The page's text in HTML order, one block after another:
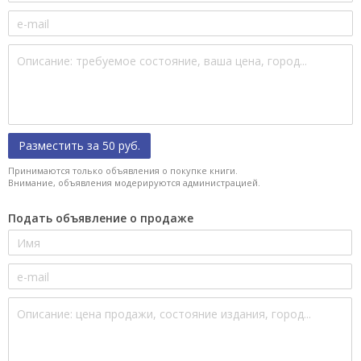
Разместить за 50 руб.
Принимаются только объявления о покупке книги.
Внимание, объявления модерируются администрацией.
Подать объявление о продаже